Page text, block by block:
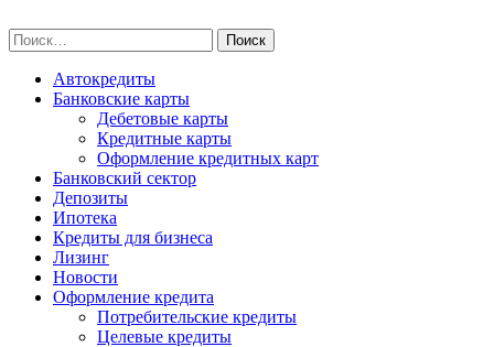
to
content
Найти:
Автокредиты
Банковские карты
Дебетовые карты
Кредитные карты
Оформление кредитных карт
Банковский сектор
Депозиты
Ипотека
Кредиты для бизнеса
Лизинг
Новости
Оформление кредита
Потребительские кредиты
Целевые кредиты